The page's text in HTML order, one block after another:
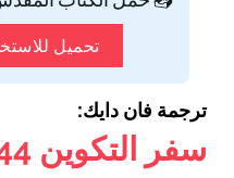
تحميل
ترجمة فان دايك:
سفر التكوين